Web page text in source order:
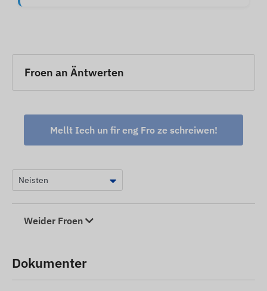
Froen an Äntwerten
Mellt Iech un fir eng Fro ze schreiwen!
Weider Froen
Dokumenter